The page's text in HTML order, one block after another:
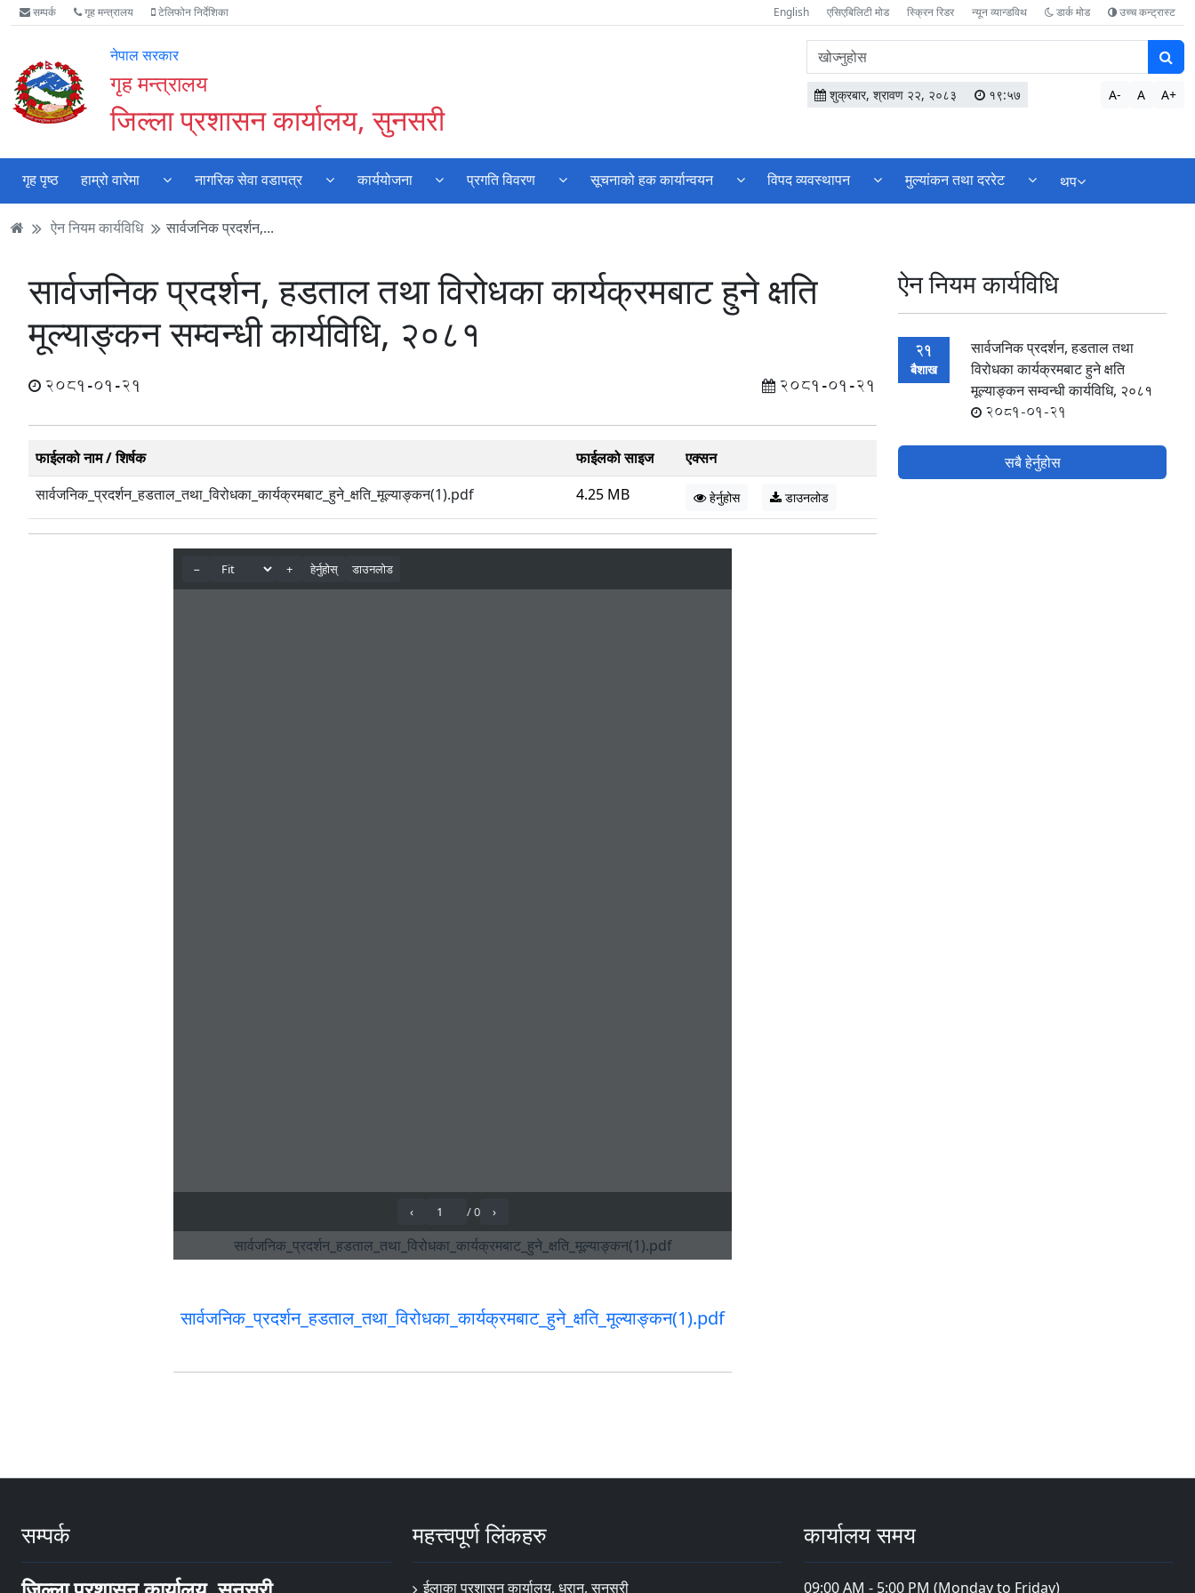
Accessibility
Mode
गर्नुहोस्
मुख्य
सामाग्री
मुख्य
नेभिगेसन
वेबसाइट
खोजमा
सम्पर्क गृह मन्त्रालय टेलिफोन निर्देशिका English एसिएबिलिटी मोड स्क्रिन रिडर न्यून व्यान्डविथ डार्क मोड उच्च कन्ट्रास्ट
नेपाल सरकार
गृह मन्त्रालय
जिल्ला प्रशासन कार्यालय, सुनसरी
वेबसाइटमा
सामग्री
खोज्नुहोस
शुक्रबार, श्रावण २२, २०८३ १९:५७ A- A A+
गृह पृष्ठ हाम्रो वारेमा नागरिक सेवा वडापत्र कार्ययोजना प्रगति विवरण सूचनाको हक कार्यान्वयन विपद व्यवस्थापन मुल्यांकन तथा दररेट थप
ऐन नियम कार्यविधि सार्वजनिक प्रदर्शन,...
सार्वजनिक प्रदर्शन, हडताल तथा विरोधका कार्यक्रमबाट हुने क्षति
मूल्याङ्कन सम्वन्धी कार्यविधि, २०८१
2081-01-21 2081-01-21
फाईलको नाम / शिर्षक फाईलको साइज
एक्सन
सार्वजनिक_प्रदर्शन_हडताल_तथा_विरोधका_कार्यक्रमबाट_हुने_क्षति_मूल्याङ्कन(1).pdf
4.25 MB हेर्नुहोस डाउनलोड
सार्वजनिक_प्रदर्शन_हडताल_तथा_विरोधका_कार्यक्रमबाट_हुने_क्षति_मूल्याङ्कन(1).pdf
ऐन नियम कार्यविधि
21
बैशाख
सार्वजनिक प्रदर्शन, हडताल तथा
विरोधका कार्यक्रमबाट हुने क्षति
मूल्याङ्कन सम्वन्धी कार्यविधि, २०८१
2081-01-21
सबै हेर्नुहोस
सम्पर्क महत्त्वपूर्ण लिंकहरु
ईलाका प्रशासन कार्यालय, धरान, सुनसरी
कार्यालय समय
09:00 AM - 5:00 PM (Monday to Friday)